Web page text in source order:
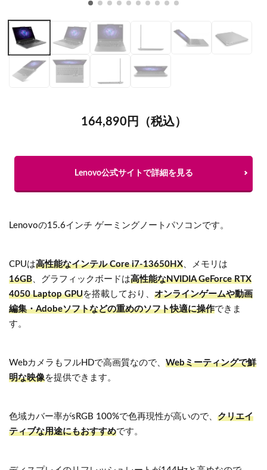
164,890円（税込）
Lenovo公式サイトで詳細を見る
Lenovoの15.6インチ ゲーミングノートパソコンです。
CPUは高性能なインテル Core i7-13650HX 、メモリは
16GB 、グラフィックボードは高性能なNVIDIA GeForce RTX
4050 Laptop GPUを搭載しており、 オンラインゲームや動画
編集・Adobeソフトなどの重めのソフト快適に操作できま
す。
WebカメラもフルHDで高画質なので、 Webミーティングで鮮
明な映像を提供できます。
色域カバー率がsRGB 100%で色再現性が高いので、 クリエイ
ティブな用途にもおすすめです。